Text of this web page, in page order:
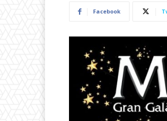
Facebook